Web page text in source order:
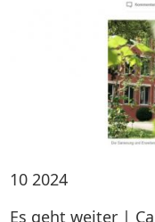
10 2024
Es geht weiter |